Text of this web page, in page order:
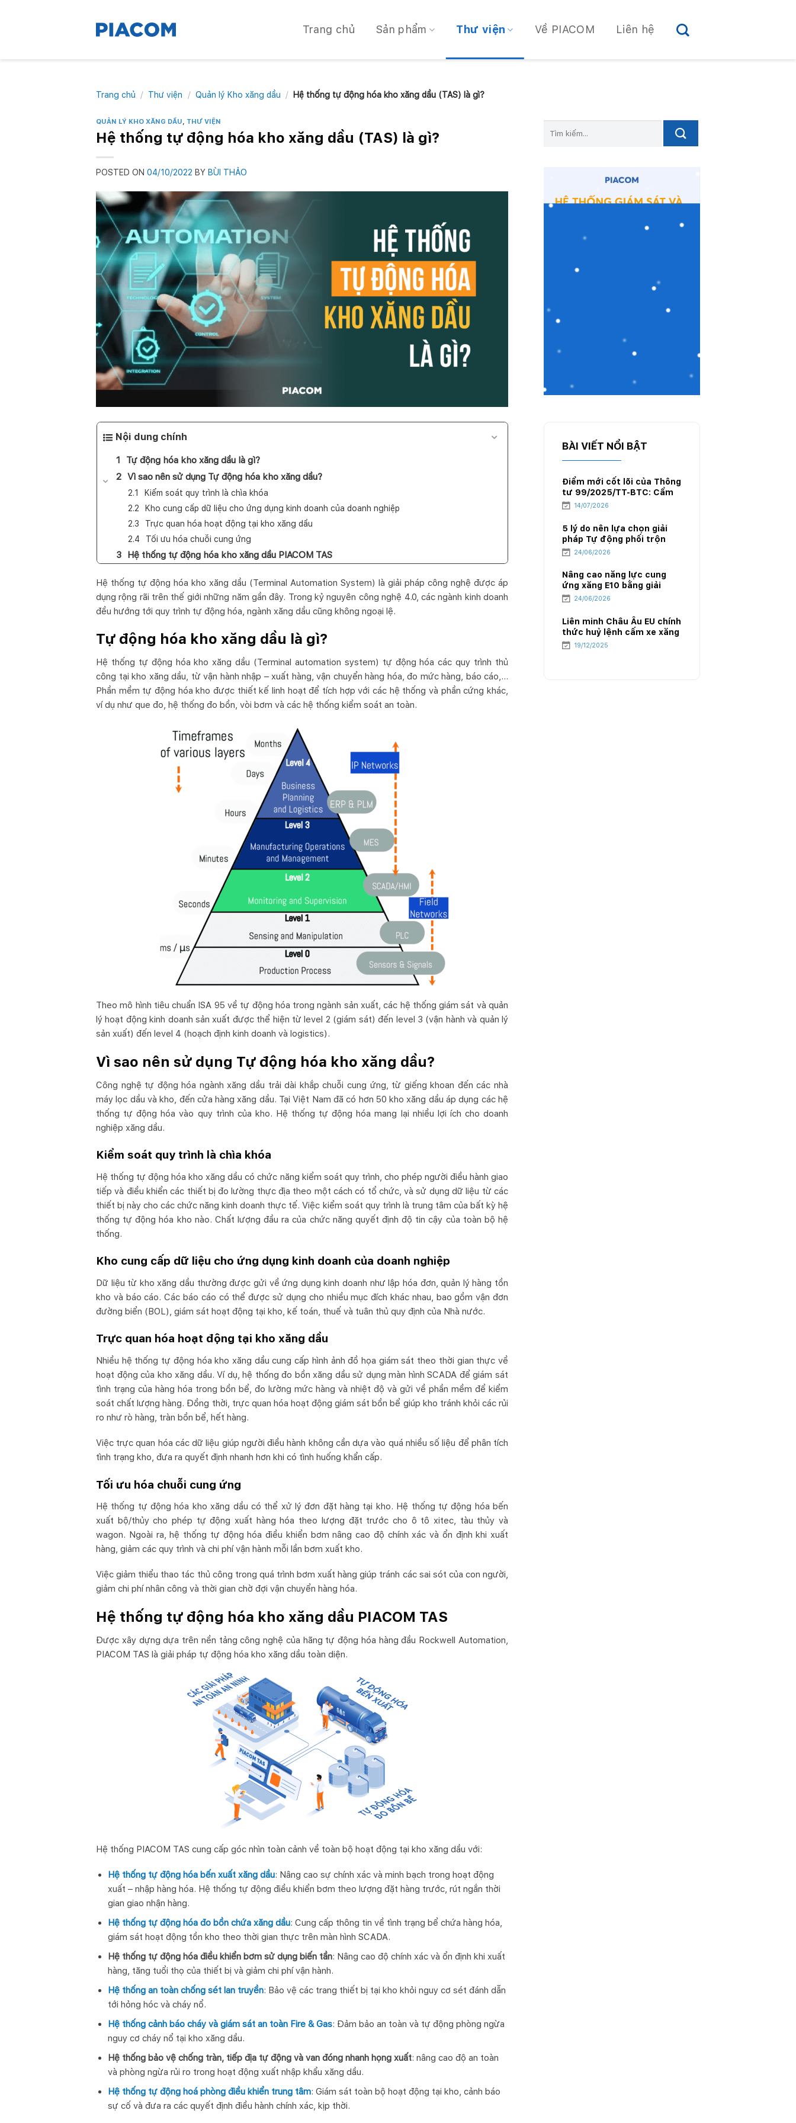
Trang chủ Sản phẩm Thư viện Về PIACOM Liên hệ
Trang chủ / Thư viện / Quản lý Kho xăng dầu / Hệ thống tự động hóa kho xăng dầu (TAS) là gì?
QUẢN LÝ KHO XĂNG DẦU, THƯ VIỆN
Hệ thống tự động hóa kho xăng dầu (TAS) là gì?
POSTED ON 04/10/2022 BY BÙI THẢO
Nội dung chính
Tự động hóa kho xăng dầu là gì?
Vì sao nên sử dụng Tự động hóa kho xăng dầu?
Kiểm soát quy trình là chìa khóa
Kho cung cấp dữ liệu cho ứng dụng kinh doanh của doanh nghiệp
Trực quan hóa hoạt động tại kho xăng dầu
Tối ưu hóa chuỗi cung ứng
Hệ thống tự động hóa kho xăng dầu PIACOM TAS
Hệ thống tự động hóa kho xăng dầu (Terminal Automation System) là giải pháp công nghệ được áp
dụng rộng rãi trên thế giới những năm gần đây. Trong kỷ nguyên công nghệ 4.0, các ngành kinh doanh
đều hướng tới quy trình tự động hóa, ngành xăng dầu cũng không ngoại lệ.
Tự động hóa kho xăng dầu là gì?
Hệ thống tự động hóa kho xăng dầu (Terminal automation system) tự động hóa các quy trình thủ
công tại kho xăng dầu, từ vận hành nhập – xuất hàng, vận chuyển hàng hóa, đo mức hàng, báo cáo,…
Phần mềm tự động hóa kho được thiết kế linh hoạt để tích hợp với các hệ thống và phần cứng khác,
ví dụ như que đo, hệ thống đo bồn, vòi bơm và các hệ thống kiểm soát an toàn.
Theo mô hình tiêu chuẩn ISA 95 về tự động hóa trong ngành sản xuất, các hệ thống giám sát và quản
lý hoạt động kinh doanh sản xuất được thể hiện từ level 2 (giám sát) đến level 3 (vận hành và quản lý
sản xuất) đến level 4 (hoạch định kinh doanh và logistics).
Vì sao nên sử dụng Tự động hóa kho xăng dầu?
Công nghệ tự động hóa ngành xăng dầu trải dài khắp chuỗi cung ứng, từ giếng khoan đến các nhà
máy lọc dầu và kho, đến cửa hàng xăng dầu. Tại Việt Nam đã có hơn 50 kho xăng dầu áp dụng các hệ
thống tự động hóa vào quy trình của kho. Hệ thống tự động hóa mang lại nhiều lợi ích cho doanh
nghiệp xăng dầu.
Kiểm soát quy trình là chìa khóa
Hệ thống tự động hóa kho xăng dầu có chức năng kiểm soát quy trình, cho phép người điều hành giao
tiếp và điều khiển các thiết bị đo lường thực địa theo một cách có tổ chức, và sử dụng dữ liệu từ các
thiết bị này cho các chức năng kinh doanh thực tế. Việc kiểm soát quy trình là trung tâm của bất kỳ hệ
thống tự động hóa kho nào. Chất lượng đầu ra của chức năng quyết định độ tin cậy của toàn bộ hệ
thống.
Kho cung cấp dữ liệu cho ứng dụng kinh doanh của doanh nghiệp
Dữ liệu từ kho xăng dầu thường được gửi về ứng dụng kinh doanh như lập hóa đơn, quản lý hàng tồn
kho và báo cáo. Các báo cáo có thể được sử dụng cho nhiều mục đích khác nhau, bao gồm vận đơn
đường biển (BOL), giám sát hoạt động tại kho, kế toán, thuế và tuân thủ quy định của Nhà nước.
Trực quan hóa hoạt động tại kho xăng dầu
Nhiều hệ thống tự động hóa kho xăng dầu cung cấp hình ảnh đồ họa giám sát theo thời gian thực về
hoạt động của kho xăng dầu. Ví dụ, hệ thống đo bồn xăng dầu sử dụng màn hình SCADA để giám sát
tình trạng của hàng hóa trong bồn bể, đo lường mức hàng và nhiệt độ và gửi về phần mềm để kiểm
soát chất lượng hàng. Đồng thời, trực quan hóa hoạt động giám sát bồn bể giúp kho tránh khỏi các rủi
ro như rò hàng, tràn bồn bể, hết hàng.
Việc trực quan hóa các dữ liệu giúp người điều hành không cần dựa vào quá nhiều số liệu để phân tích
tình trạng kho, đưa ra quyết định nhanh hơn khi có tình huống khẩn cấp.
Tối ưu hóa chuỗi cung ứng
Hệ thống tự động hóa kho xăng dầu có thể xử lý đơn đặt hàng tại kho. Hệ thống tự động hóa bến
xuất bộ/thủy cho phép tự động xuất hàng hóa theo lượng đặt trước cho ô tô xitec, tàu thủy và
wagon. Ngoài ra, hệ thống tự động hóa điều khiển bơm nâng cao độ chính xác và ổn định khi xuất
hàng, giảm các quy trình và chi phí vận hành mỗi lần bơm xuất kho.
Việc giảm thiểu thao tác thủ công trong quá trình bơm xuất hàng giúp tránh các sai sót của con người,
giảm chi phí nhân công và thời gian chờ đợi vận chuyển hàng hóa.
Hệ thống tự động hóa kho xăng dầu PIACOM TAS
Được xây dựng dựa trên nền tảng công nghệ của hãng tự động hóa hàng đầu Rockwell Automation,
PIACOM TAS là giải pháp tự động hóa kho xăng dầu toàn diện.
Hệ thống PIACOM TAS cung cấp góc nhìn toàn cảnh về toàn bộ hoạt động tại kho xăng dầu với:
Hệ thống tự động hóa bến xuất xăng dầu: Nâng cao sự chính xác và minh bạch trong hoạt động
xuất – nhập hàng hóa. Hệ thống tự động điều khiển bơm theo lượng đặt hàng trước, rút ngắn thời
gian giao nhận hàng.
Hệ thống tự động hóa đo bồn chứa xăng dầu: Cung cấp thông tin về tình trạng bể chứa hàng hóa,
giám sát hoạt động tồn kho theo thời gian thực trên màn hình SCADA.
Hệ thống tự động hóa điều khiển bơm sử dụng biến tần: Nâng cao độ chính xác và ổn định khi xuất
hàng, tăng tuổi thọ của thiết bị và giảm chi phí vận hành.
Hệ thống an toàn chống sét lan truyền: Bảo vệ các trang thiết bị tại kho khỏi nguy cơ sét đánh dẫn
tới hỏng hóc và cháy nổ.
Hệ thống cảnh báo cháy và giám sát an toàn Fire & Gas: Đảm bảo an toàn và tự động phòng ngừa
nguy cơ cháy nổ tại kho xăng dầu.
Hệ thống bảo vệ chống tràn, tiếp địa tự động và van đóng nhanh họng xuất: nâng cao độ an toàn
và phòng ngừa rủi ro trong hoạt động xuất nhập khẩu xăng dầu.
Hệ thống tự động hoá phòng điều khiển trung tâm: Giám sát toàn bộ hoạt động tại kho, cảnh báo
sự cố và đưa ra các quyết định điều hành chính xác, kịp thời.
BÀI VIẾT NỔI BẬT
Điểm mới cốt lõi của Thông
tư 99/2025/TT-BTC: Cẩm
nang chuyển đổi hệ thống
xăng dầu
14/07/2026
5 lý do nên lựa chọn giải
pháp Tự động phối trộn
E10 của PIACOM
24/06/2026
Nâng cao năng lực cung
ứng xăng E10 bằng giải
pháp Tự động phối trộn
24/06/2026
Liên minh Châu Âu EU chính
thức huỷ lệnh cấm xe xăng
từ năm 2035 – Cục diện
19/12/2025